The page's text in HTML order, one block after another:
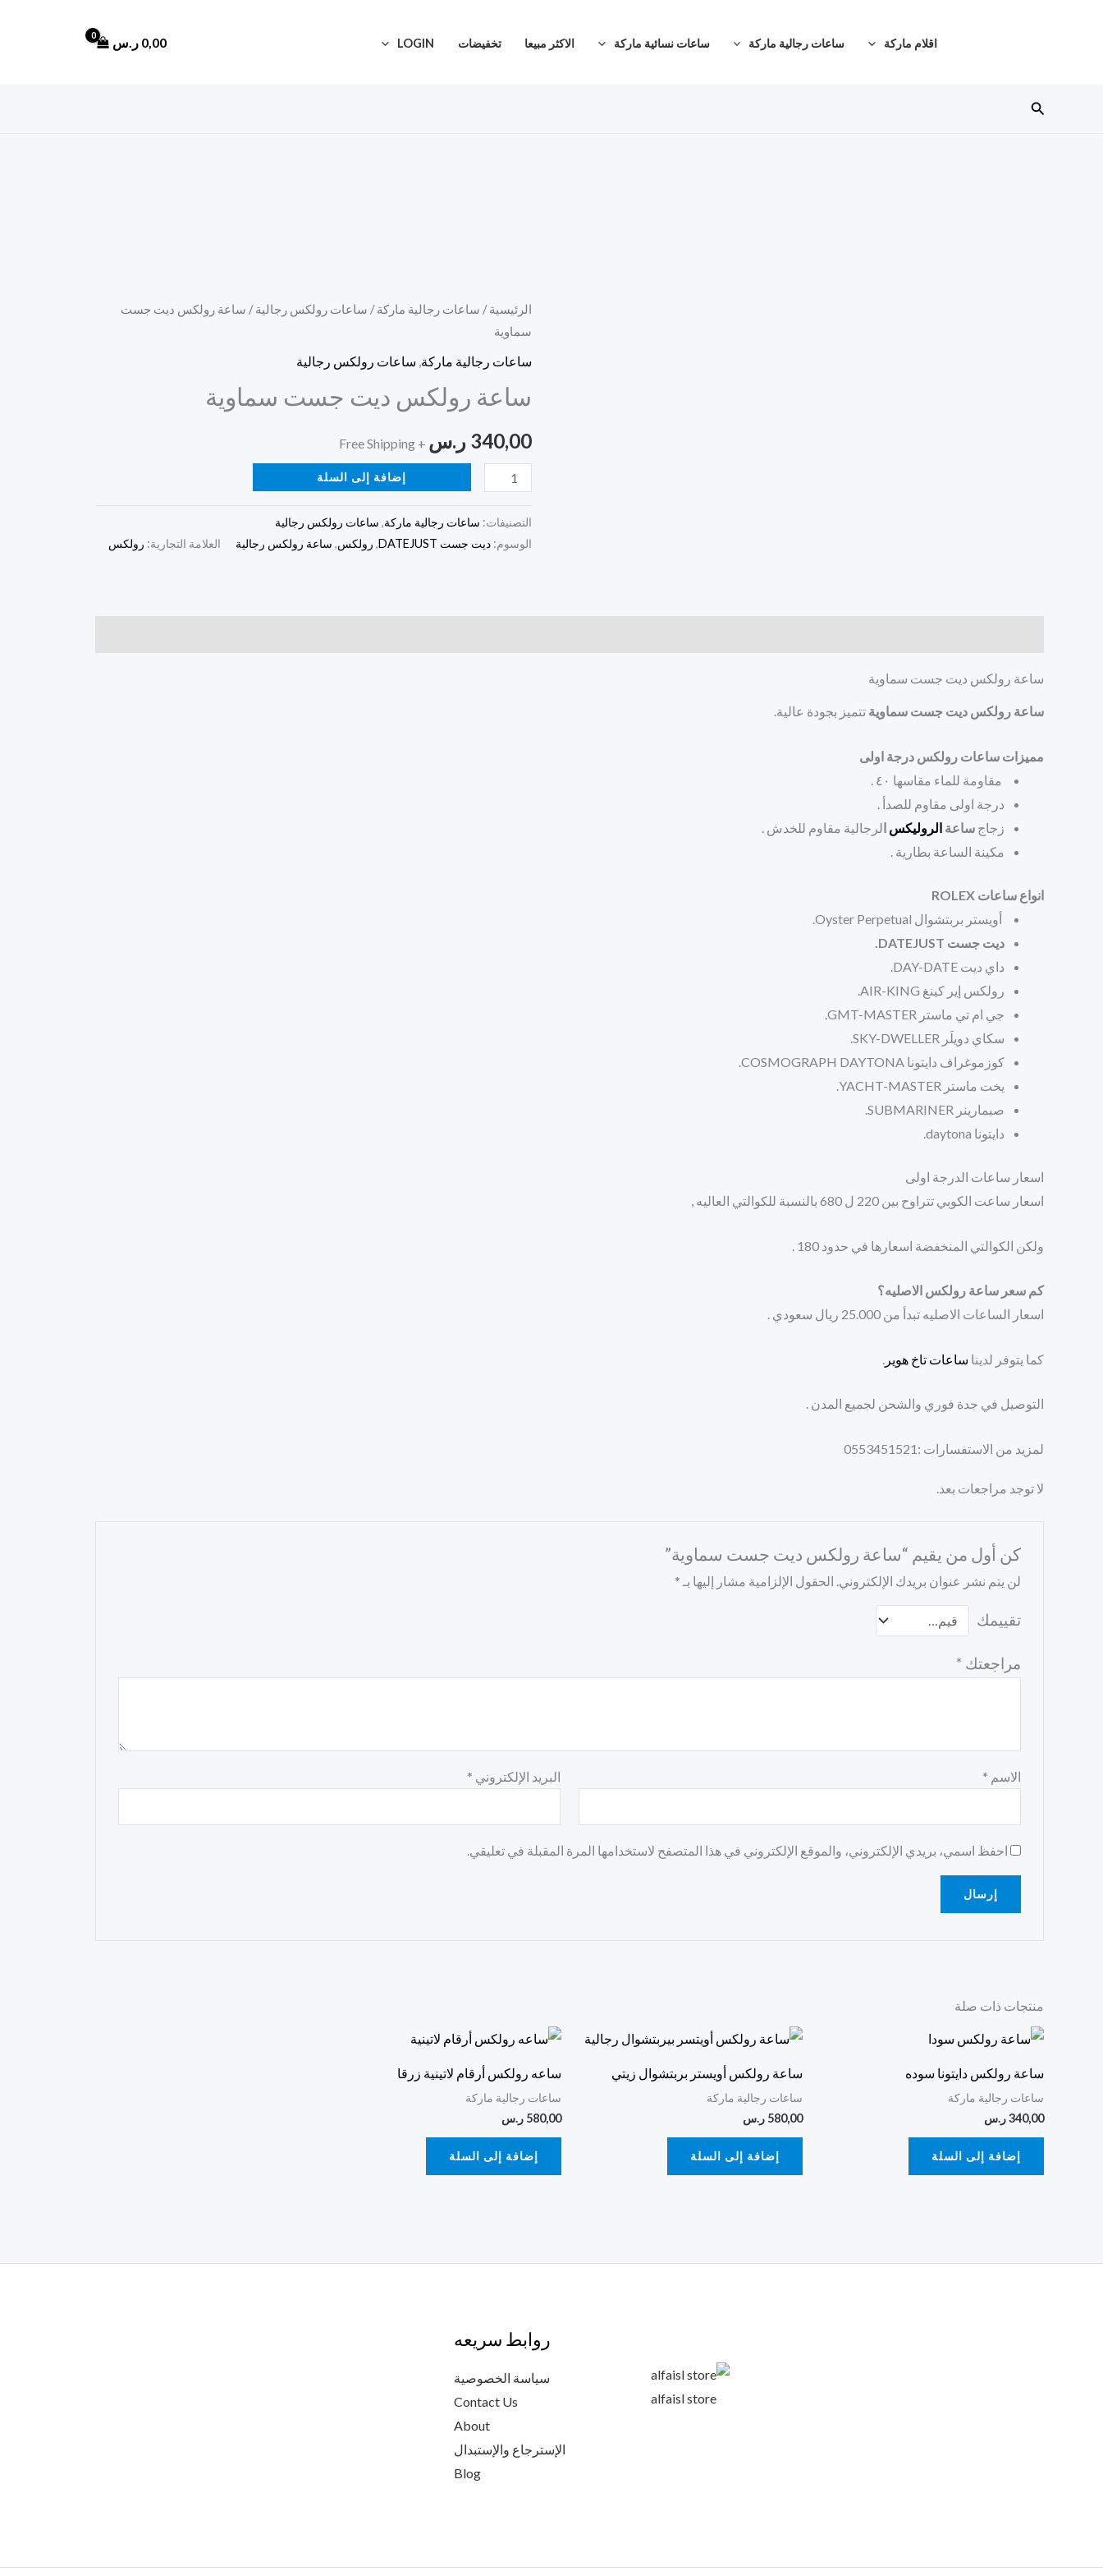
اقلام ماركة ساعات رجالية ماركة ساعات نسائية ماركة الاكثر مبيعا تخفيضات LOGIN
0,00 ر.س
البحث
الرئيسية/ ساعات رجالية ماركة/ ساعات رولكس رجالية/ ساعة رولكس ديت جست
سماوية
ساعات رجالية ماركة ساعات رولكس رجالية
ساعة رولكس ديت جست سماوية
340,00 ر.س + Free Shipping
كمية
ساعة
رولكس
جست
إضافة إلى السلة
التصنيفات: ساعات رجالية ماركة, ساعات رولكس رجالية
الوسوم:ديت جست DATEJUST , رولكس, ساعة رولكس رجالية العلامة التجارية: رولكس
ساعة رولكس ديت جست سماوية
ساعة رولكس ديت جست سماوية تتميز بجودة عالية.
مميزات ساعات رولكس درجة اولى
مقاومة للماء مقاسها ٤٠ .
درجة اولى مقاوم للصدأ .
زجاج ساعة الروليكس الرجالية مقاوم للخدش .
مكينة الساعة بطارية .
انواع ساعات ROLEX
أويستر بربتشوال Oyster Perpetual.
ديت جست DATEJUST.
داي ديت DAY-DATE.
رولكس إير كينغ AIR-KING.
جي ام تي ماستر GMT-MASTER.
سكاي دويلَر SKY-DWELLER.
كوزموغراف دايتونا COSMOGRAPH DAYTONA.
يخت ماستر YACHT-MASTER.
صبمارينر SUBMARINER.
دايتونا daytona.
اسعار ساعات الدرجة اولى
اسعار ساعت الكوبي تتراوح بين 220 ل 680 بالنسبة للكوالتي العاليه ,
ولكن الكوالتي المنخفضة اسعارها في حدود 180 .
كم سعر ساعة رولكس الاصليه؟
اسعار الساعات الاصليه تبدأ من 25.000 ريال سعودي .
كما يتوفر لدينا ساعات تاخ هوير
التوصيل في جدة فوري والشحن لجميع المدن .
لمزيد من الاستفسارات :0553451521
لا توجد مراجعات بعد.
كن أول من يقيم “ساعة رولكس ديت جست سماوية”
لن يتم نشر عنوان بريدك الإلكتروني. الحقول الإلزامية مشار إليها بـ *
تقييمك
مراجعتك *
الاسم * البريد الإلكتروني *
احفظ اسمي، بريدي الإلكتروني، والموقع الإلكتروني في هذا المتصفح لاستخدامها المرة المقبلة في تعليقي.
منتجات ذات صلة
ساعة رولكس دايتونا سوده
ساعات رجالية ماركة
340,00ر.س
إضافة إلى السلة
ساعة رولكس أويستر بربتشوال زيتي
ساعات رجالية ماركة
580,00 ر.س
إضافة إلى السلة
ساعه رولكس أرقام لاتينية زرقا
ساعات رجالية ماركة
580,00 ر.س
إضافة إلى السلة
alfaisl store
روابط سريعه
سياسة الخصوصية
Contact Us
About
الإسترجاع والإستبدال
Blog